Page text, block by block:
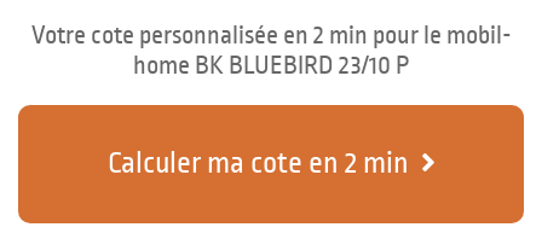
Votre cote personnalisée en 2 min pour le mobil-
home BK BLUEBIRD 23/10 P
Calculer ma cote en 2 min